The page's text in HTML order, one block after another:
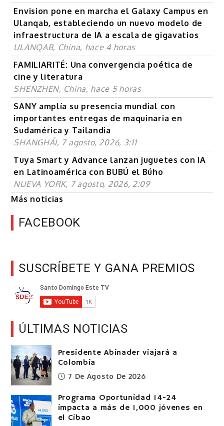
Envision pone en marcha el Galaxy Campus en
Ulanqab, estableciendo un nuevo modelo de
infraestructura de IA a escala de gigavatios
ULANQAB, China, hace 4 horas
FAMILIARITÉ: Una convergencia poética de
cine y literatura
SHENZHEN, China, hace 5 horas
SANY amplía su presencia mundial con
importantes entregas de maquinaria en
Sudamérica y Tailandia
SHANGHÁI, 7 agosto, 2026, 3:11
Tuya Smart y Advance lanzan juguetes con IA
en Latinoamérica con BUBÚ el Búho
NUEVA YORK, 7 agosto, 2026, 2:09
Más noticias
FACEBOOK
SUSCRÍBETE Y GANA PREMIOS
ÚLTIMAS NOTICIAS
Presidente Abinader viajará a
Colombia
7 De Agosto De 2026
Programa Oportunidad 14-24
impacta a más de 1,000 jóvenes en
el Cibao